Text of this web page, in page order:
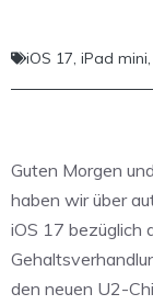
iOS 17, iPad mini,
Guten Morgen
haben wir über
iOS 17 bezüglich
den neuen U2-